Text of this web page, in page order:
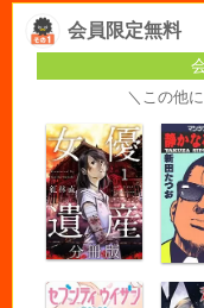
会員限定無料
＼この他